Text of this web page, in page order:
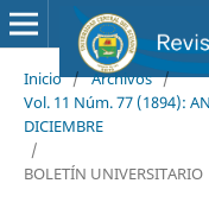
Inicio / Archivos /
Vol. 11 Núm. 77 (1894):
DICIEMBRE
/
BOLETÍN UNIVERSITARIO